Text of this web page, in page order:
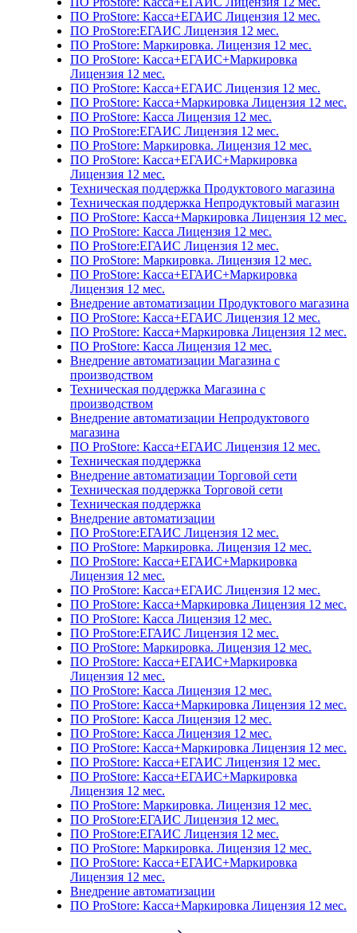
ПО ProStore: Касса+ЕГАИС Лицензия 12 мес.
ПО ProStore:ЕГАИС Лицензия 12 мес.
ПО ProStore: Маркировка. Лицензия 12 мес.
ПО ProStore: Касса+ЕГАИС+Маркировка
Лицензия 12 мес.
ПО ProStore: Касса+ЕГАИС Лицензия 12 мес.
ПО ProStore: Касса+Маркировка Лицензия 12 мес.
ПО ProStore: Касса Лицензия 12 мес.
ПО ProStore:ЕГАИС Лицензия 12 мес.
ПО ProStore: Маркировка. Лицензия 12 мес.
ПО ProStore: Касса+ЕГАИС+Маркировка
Лицензия 12 мес.
Техническая поддержка Продуктового магазина
Техническая поддержка Непродуктовый магазин
ПО ProStore: Касса+Маркировка Лицензия 12 мес.
ПО ProStore: Касса Лицензия 12 мес.
ПО ProStore:ЕГАИС Лицензия 12 мес.
ПО ProStore: Маркировка. Лицензия 12 мес.
ПО ProStore: Касса+ЕГАИС+Маркировка
Лицензия 12 мес.
Внедрение автоматизации Продуктового магазина
ПО ProStore: Касса+ЕГАИС Лицензия 12 мес.
ПО ProStore: Касса+Маркировка Лицензия 12 мес.
ПО ProStore: Касса Лицензия 12 мес.
Внедрение автоматизации Магазина с
производством
Техническая поддержка Магазина с
производством
Внедрение автоматизации Непродуктового
магазина
ПО ProStore: Касса+ЕГАИС Лицензия 12 мес.
Техническая поддержка
Внедрение автоматизации Торговой сети
Техническая поддержка Торговой сети
Техническая поддержка
Внедрение автоматизации
ПО ProStore:ЕГАИС Лицензия 12 мес.
ПО ProStore: Маркировка. Лицензия 12 мес.
ПО ProStore: Касса+ЕГАИС+Маркировка
Лицензия 12 мес.
ПО ProStore: Касса+ЕГАИС Лицензия 12 мес.
ПО ProStore: Касса+Маркировка Лицензия 12 мес.
ПО ProStore: Касса Лицензия 12 мес.
ПО ProStore:ЕГАИС Лицензия 12 мес.
ПО ProStore: Маркировка. Лицензия 12 мес.
ПО ProStore: Касса+ЕГАИС+Маркировка
Лицензия 12 мес.
ПО ProStore: Касса Лицензия 12 мес.
ПО ProStore: Касса+Маркировка Лицензия 12 мес.
ПО ProStore: Касса Лицензия 12 мес.
ПО ProStore: Касса Лицензия 12 мес.
ПО ProStore: Касса+Маркировка Лицензия 12 мес.
ПО ProStore: Касса+ЕГАИС Лицензия 12 мес.
ПО ProStore: Касса+ЕГАИС+Маркировка
Лицензия 12 мес.
ПО ProStore: Маркировка. Лицензия 12 мес.
ПО ProStore:ЕГАИС Лицензия 12 мес.
ПО ProStore:ЕГАИС Лицензия 12 мес.
ПО ProStore: Маркировка. Лицензия 12 мес.
ПО ProStore: Касса+ЕГАИС+Маркировка
Лицензия 12 мес.
Внедрение автоматизации
ПО ProStore: Касса+Маркировка Лицензия 12 мес.